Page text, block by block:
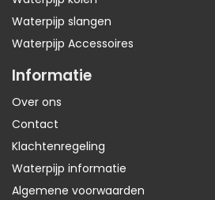
Waterpijp slangen
Waterpijp Accessoires
Informatie
Over ons
Contact
Klachtenregeling
Waterpijp informatie
Algemene voorwaarden